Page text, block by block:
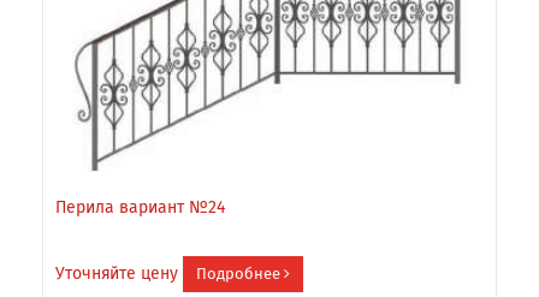
Перила вариант №24
Уточняйте цену Подробнее